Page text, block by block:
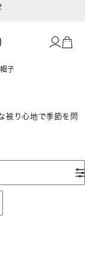
帽子
被り心地で季節を問